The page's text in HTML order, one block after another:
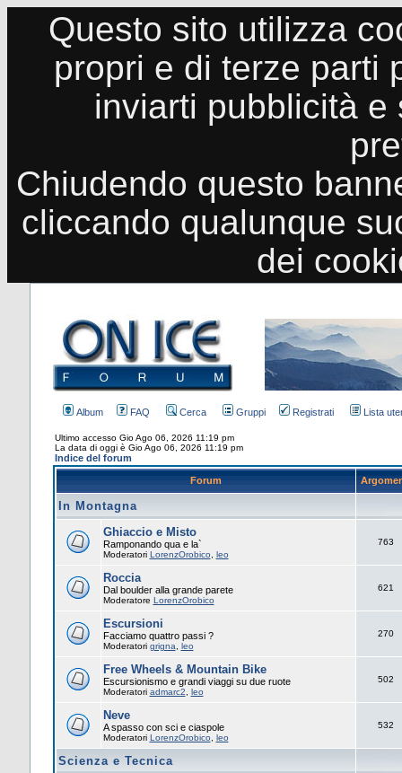
Questo sito utilizza
propri e di terze parti
inviarti pubblicità
Chiudendo questo
cliccando qualunque
dei
Album FAQ Cerca Gruppi Registrati Lista
Ultimo accesso Gio Ago 06, 2026 11:19 pm
La data di oggi è Gio Ago 06, 2026 11:19 pm
Indice del forum
Forum
In Montagna
Ghiaccio e Misto
Ramponando qua e la`
Moderatori LorenzOrobico leo
763
Roccia
Dal boulder alla grande parete
Moderatore LorenzOrobico
621
Escursioni
Facciamo quattro passi ?
Moderatori grigna leo
270
Free Wheels & Mountain Bike
Escursionismo e grandi viaggi su due ruote
Moderatori admarc2 leo
502
Neve
A spasso con sci e ciaspole
Moderatori LorenzOrobico leo
532
Scienza e Tecnica